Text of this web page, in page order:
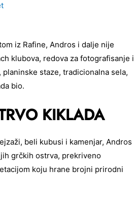
iz Rafine, Andros i dalje nije
klubova, redova za fotografisanje i
staze, tradicionalna sela,
bio.
KIKLADA
beli kubusi i kamenjar, Andros
grčkih ostrva, prekriveno
koju hrane brojni prirodni